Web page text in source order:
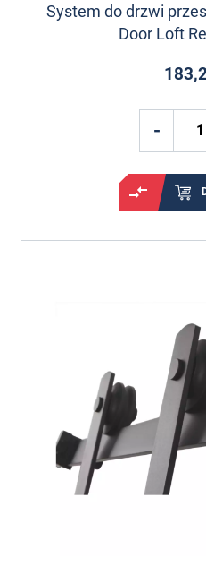
System do drzwi
Door Loft